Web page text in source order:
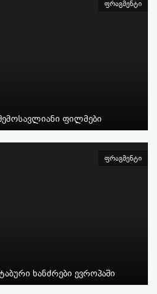
ფრაგმენტი
ფილმები
ფრაგმენტი
ხანძრები ევროპაში